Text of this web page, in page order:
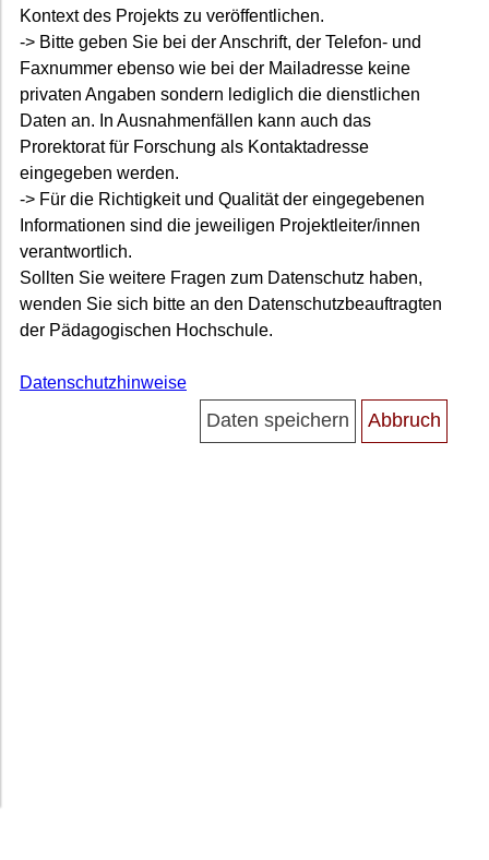
Kontext des Projekts zu veröffentlichen.
-> Bitte geben Sie bei der Anschrift, der Telefon- und
Faxnummer ebenso wie bei der Mailadresse keine
privaten Angaben sondern lediglich die dienstlichen
Daten an. In Ausnahmenfällen kann auch das
Prorektorat für Forschung als Kontaktadresse
eingegeben werden.
-> Für die Richtigkeit und Qualität der eingegebenen
Informationen sind die jeweiligen Projektleiter/innen
verantwortlich.
Sollten Sie weitere Fragen zum Datenschutz haben,
wenden Sie sich bitte an den Datenschutzbeauftragten
der Pädagogischen Hochschule.
Datenschutzhinweise